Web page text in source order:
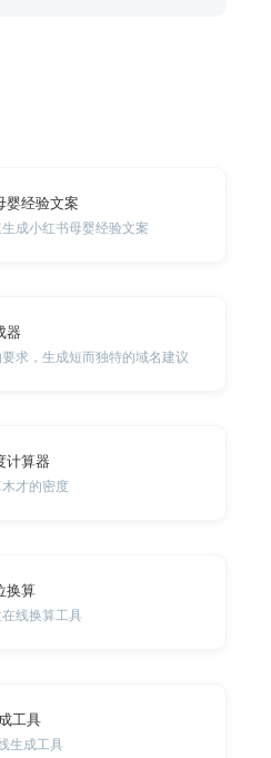
婴经验文案
成小红书母婴经验文案
器
求，生成短而独特的域名建议
计算器
才的密度
换算
线换算工具
工具
生成工具